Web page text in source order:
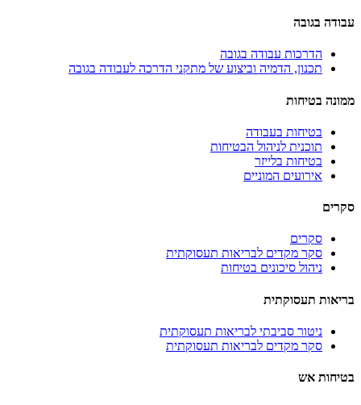
עבודה בגובה
הדרכות עבודה בגובה
תכנון, הדמיה וביצוע של מתקני הדרכה לעבודה בגובה
ממונה בטיחות
בטיחות בעבודה
תוכנית לניהול הבטיחות
בטיחות בלייזר
אירועים המוניים
סקרים
סקרים
סקר מקדים לבריאות תעסוקתית
ניהול סיכונים בטיחות
בריאות תעסוקתית
ניטור סביבתי לבריאות תעסוקתית
סקר מקדים לבריאות תעסוקתית
בטיחות אש